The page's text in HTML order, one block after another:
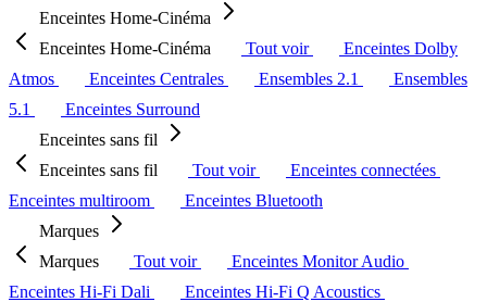
Enceintes Home-Cinéma
Enceintes Home-Cinéma
Tout voir
Enceintes Dolby
Atmos
Enceintes Centrales Ensembles 2.1
Ensembles
5.1
Enceintes Surround
Enceintes sans fil
Enceintes sans fil
Tout voir
Enceintes connectées
Enceintes multiroom
Enceintes Bluetooth
Marques
Marques
Tout voir
Enceintes Monitor Audio
Enceintes Hi-Fi Dali
Enceintes Hi-Fi Q Acoustics